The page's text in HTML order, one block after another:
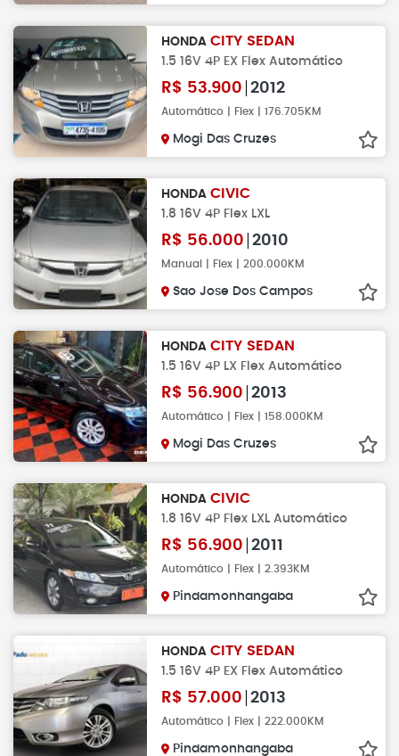
HONDA CITY SEDAN
1.5 16V 4P EX Flex Automático
R$ 53.900 2012
Automático | Flex | 176.705KM
Mogi Das Cruzes
HONDA CIVIC
1.8 16V 4P Flex LXL
R$ 56.000 2010
Manual | Flex | 200.000KM
Sao Jose Dos Campos
HONDA CITY SEDAN
1.5 16V 4P LX Flex Automático
R$ 56.900 2013
Automático | Flex | 158.000KM
Mogi Das Cruzes
HONDA CIVIC
1.8 16V 4P Flex LXL Automático
R$ 56.900 2011
Automático | Flex | 2.393KM
Pindamonhangaba
HONDA CITY SEDAN
1.5 16V 4P EX Flex Automático
R$ 57.000 2013
Automático | Flex | 222.000KM
Pindamonhangaba